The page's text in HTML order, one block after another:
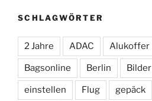
SCHLAGWÖRTER
2 Jahre ADAC Alukoffer
Bagsonline Berlin Bilder
einstellen Flug gepäck